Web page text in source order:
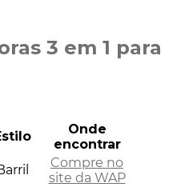
3 em 1 para
Onde
encontrar
Compre no
site da WAP